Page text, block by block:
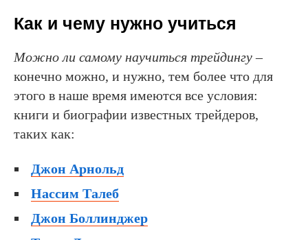
Как и чему нужно учиться
Можно ли самому научиться трейдингу–
конечно можно, и нужно, тем более что для
этого в наше время имеются все условия:
книги и биографии известных трейдеров,
таких как:
Джон Арнольд
Нассим Талеб
Джон Боллинджер